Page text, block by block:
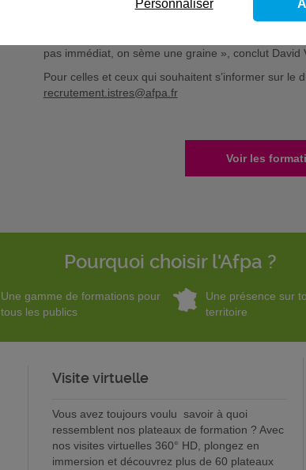
Les jeunes visitent aussi des entreprises, des
pour découvrir concrètement les métiers qu’ils
perspectives : une formation qualifiante, un contrat
pas immédiat, on sème une graine », conclut David
Pour celles et ceux qui souhaitent s’informer sur le
recrutement.istres@afpa.fr
Voir les
Pourquoi choisir l'Afpa ?
Une gamme de formations pour
tous les publics
Une présence sur
territoire
Visite virtuelle
Vous avez toujours voulu savoir à quoi
ressemblent nos plateaux de formation ? Avec
nos visites virtuelles 360° HD, plongez en
immersion et découvrez plus de 60 plateaux
Personnaliser